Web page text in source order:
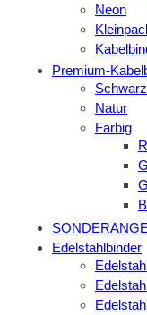
Neon
Premium-
Schwarz
Natur
Farbig
Edelstahlbinder